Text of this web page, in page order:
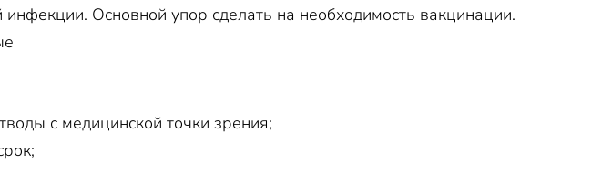
Основной упор сделать на необходимость вакцинации.
с медицинской точки зрения;